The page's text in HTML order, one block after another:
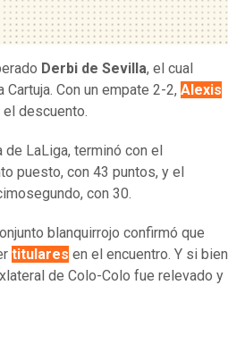
Derbi de Sevilla, el cual
Cartuja. Con un empate 2-2, Alexis
el descuento.
LaLiga, terminó con el
puesto, con 43 puntos, y el
con 30.
blanquirrojo confirmó que
titulares en el encuentro. Y si bien
de Colo-Colo fue relevado y